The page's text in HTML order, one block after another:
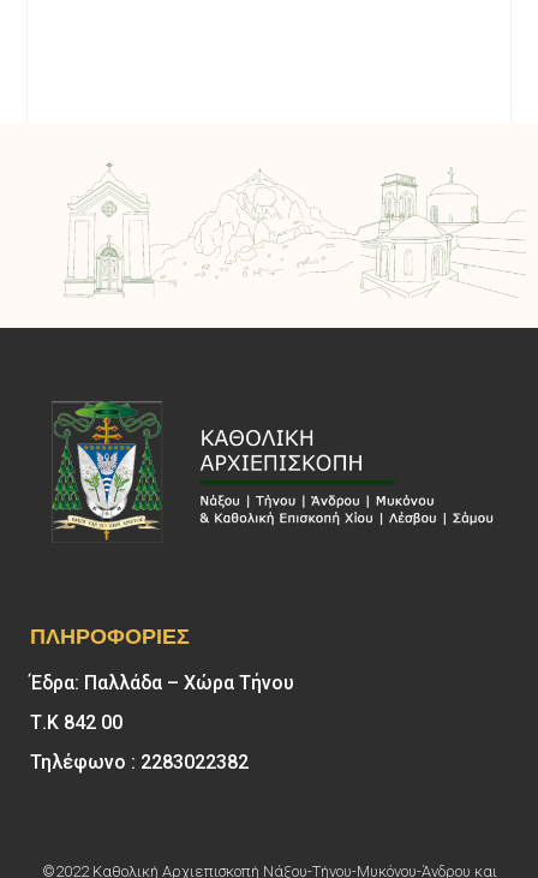
ΠΛΗΡΟΦΟΡΊΕΣ
Έδρα: Παλλάδα – Χώρα Τήνου
Τ.Κ 842 00
Τηλέφωνο : 2283022382
©2022 Καθολική Αρχιεπισκοπή Νάξου-Τήνου-Μυκόνου-Άνδρου και